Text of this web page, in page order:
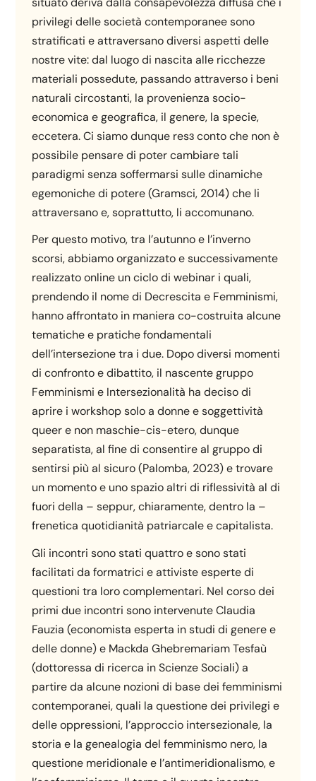
privilegi delle società contemporanee sono
stratificati e attraversano diversi aspetti delle
nostre vite: dal luogo di nascita alle ricchezze
materiali possedute, passando attraverso i beni
naturali circostanti, la provenienza socio-
economica e geografica, il genere, la specie,
eccetera. Ci siamo dunque resɜ conto che non è
possibile pensare di poter cambiare tali
paradigmi senza soffermarsi sulle dinamiche
egemoniche di potere (Gramsci, 2014) che li
attraversano e, soprattutto, li accomunano.
Per questo motivo, tra l’autunno e l’inverno
scorsi, abbiamo organizzato e successivamente
realizzato online un ciclo di webinar i quali,
prendendo il nome di Decrescita e Femminismi,
hanno affrontato in maniera co-costruita alcune
tematiche e pratiche fondamentali
dell’intersezione tra i due. Dopo diversi momenti
di confronto e dibattito, il nascente gruppo
Femminismi e Intersezionalità ha deciso di
aprire i workshop solo a donne e soggettività
queer e non maschie-cis-etero, dunque
separatista, al fine di consentire al gruppo di
sentirsi più al sicuro (Palomba, 2023) e trovare
un momento e uno spazio altri di riflessività al di
fuori della – seppur, chiaramente, dentro la –
frenetica quotidianità patriarcale e capitalista.
Gli incontri sono stati quattro e sono stati
facilitati da formatrici e attiviste esperte di
questioni tra loro complementari. Nel corso dei
primi due incontri sono intervenute Claudia
Fauzia (economista esperta in studi di genere e
delle donne) e Mackda Ghebremariam Tesfaù
(dottoressa di ricerca in Scienze Sociali) a
partire da alcune nozioni di base dei femminismi
contemporanei, quali la questione dei privilegi e
delle oppressioni, l’approccio intersezionale, la
storia e la genealogia del femminismo nero, la
questione meridionale e l’antimeridionalismo, e